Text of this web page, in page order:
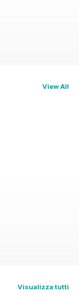
View All
Visualizza tutti